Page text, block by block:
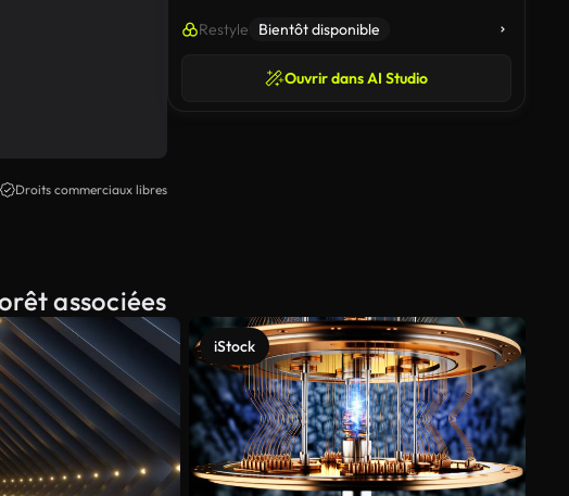
Droits commerciaux libres
Restyle Bientôt disponible
Ouvrir dans AI Studio
associées
iStock